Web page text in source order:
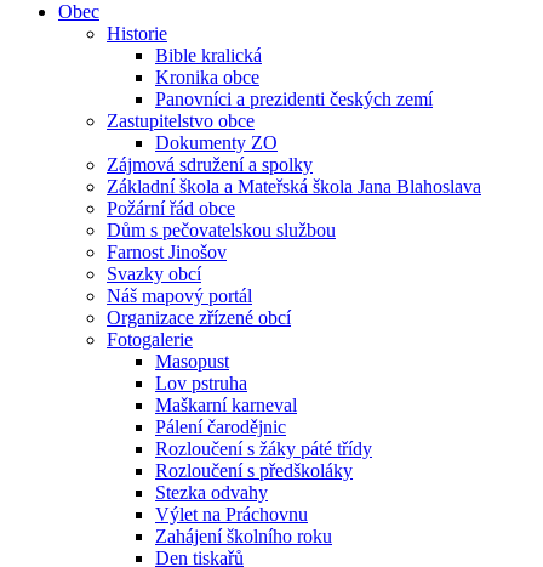
Obec
Historie
Bible kralická
Kronika obce
Panovníci a prezidenti českých zemí
Zastupitelstvo obce
Dokumenty ZO
Zájmová sdružení a spolky
Základní škola a Mateřská škola Jana Blahoslava
Požární řád obce
Dům s pečovatelskou službou
Farnost Jinošov
Svazky obcí
Náš mapový portál
Organizace zřízené obcí
Fotogalerie
Masopust
Lov pstruha
Maškarní karneval
Pálení čarodějnic
Rozloučení s žáky páté třídy
Rozloučení s předškoláky
Stezka odvahy
Výlet na Práchovnu
Zahájení školního roku
Den tiskařů